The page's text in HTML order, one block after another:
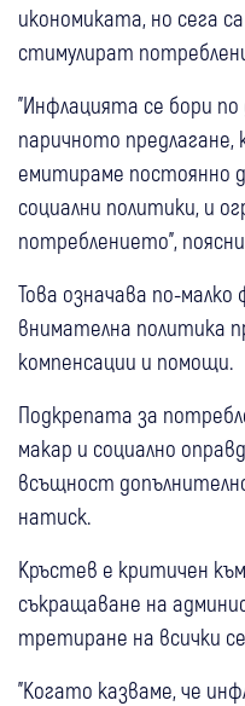
икономиката, но сега
стимулират
"Инфлацията се бори по
паричното предлагане,
емитираме постоянно
социални политики, и
потреблението",
Това означава по-малко
внимателна политика
компенсации и помощи.
Подкрепата за
макар и социално
всъщност
натиск.
Кръстев е критичен
съкращаване на
третиране на всички
"Когато казваме, че